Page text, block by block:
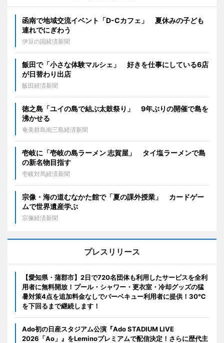
函南で地域交流イベント「D-Cカフェ」 夏休みの子ども
連れでにぎわう
伊豆の国経済新聞
飯田で「小さな体験マルシェ」 好きを仕事にしている6店
が日替わり出店
飯田経済新聞
徳之島「ユイの島で結ぶ太鼓祭り」 9年ぶりの開催で島を
沸かせる
奄美群島南三島経済新聞
壱岐に「壱岐の島ラーメン 志賀屋」 タイ塩ラーメンで島
の新名物目指す
壱岐対馬経済新聞
宗像・海の道むなかた館で「夏の課外授業」 カードゲー
ムで世界遺産学ぶ
宗像経済新聞
プレスリリース
【愛知県・蒲郡市】2日で720名団体も利用したサービスを全利
用者に無料開放！プール・シャワー・更衣室・冷却グッズの猛
暑対策4点を追加料金なしでバーベキュー利用者に提供！30℃
を下回るまで継続します！
Ado初の日産スタジアム公演『Ado STADIUM LIVE
2026「Ao」』をLeminoプレミアムで配信決定！さらに歴代主